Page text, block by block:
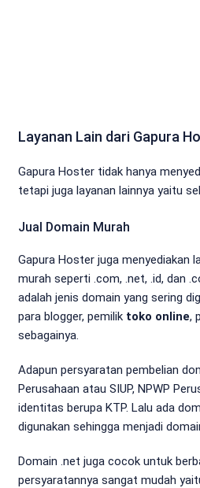
Layanan Lain dari Gapura
Gapura Hoster tidak hanya
tetapi juga layanan lainnya yaitu
Jual Domain Murah
Gapura Hoster juga menyediakan
murah seperti .com, .net, .id, dan
adalah jenis domain yang sering
para blogger, pemilik toko online,
sebagainya.
Adapun persyaratan pembelian
Perusahaan atau SIUP, NPWP
identitas berupa KTP. Lalu ada
digunakan sehingga menjadi
Domain .net juga cocok untuk
persyaratannya sangat mudah